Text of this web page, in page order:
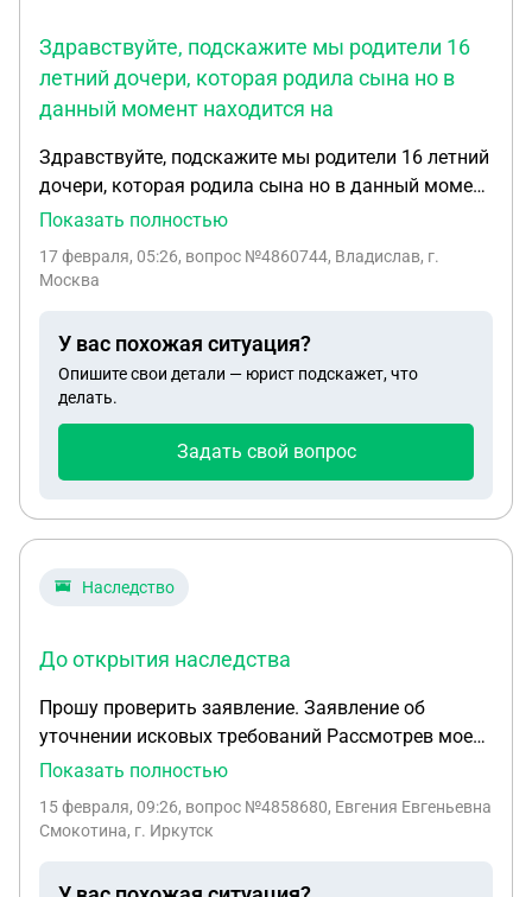
Здравствуйте, подскажите мы родители 16
летний дочери, которая родила сына но в
данный момент находится на
Здравствуйте, подскажите мы родители 16 летний
дочери, которая родила сына но в данный момент
находится на лечении из за вредных привычек,
можем ли мы как бабушка с дедушкой
нотариальную доверенность на право бабушки
представлять интересы внука и можем ли мы не
оформлять временную опеку? Спасибо
Показать полностью
17 февраля, 05:26, вопрос №4860744, Владислав, г.
Москва
У вас похожая ситуация?
Опишите свои детали — юрист подскажет, что
делать.
Задать свой вопрос
Наследство
До открытия наследства
Прошу проверить заявление. Заявление об
уточнении исковых требований Рассмотрев мое
исковое заявление и выслушав мою позицию на
внимание на юридическую ошибку в исходной
Показать полностью
15 февраля, 09:26, вопрос №4858680, Евгения Евгеньевна
Смокотина, г. Иркутск